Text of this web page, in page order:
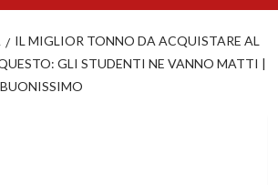
IL MIGLIOR TONNO DA ACQUISTARE AL
GLI STUDENTI NE VANNO MATTI |